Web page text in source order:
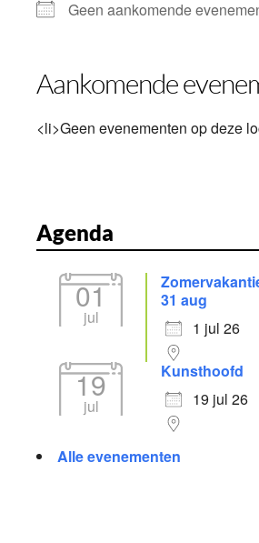
Geen aankomende
Aankomende
<li>Geen evenementen op deze
Agenda
01
jul
31 aug
1 jul 26
19
jul
Kunsthoofd
19 jul 26
Alle evenementen